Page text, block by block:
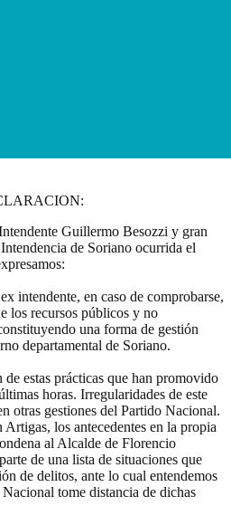
Guillermo Besozzi y gran
de Soriano ocurrida el
intendente, en caso de comprobarse,
los recursos públicos y no
una forma de gestión
departamental de Soriano.
estas prácticas que han promovido
horas. Irregularidades de este
otras gestiones del Partido Nacional.
los antecedentes en la propia
al Alcalde de Florencio
de una lista de situaciones que
de delitos, ante lo cual entendemos
tome distancia de dichas